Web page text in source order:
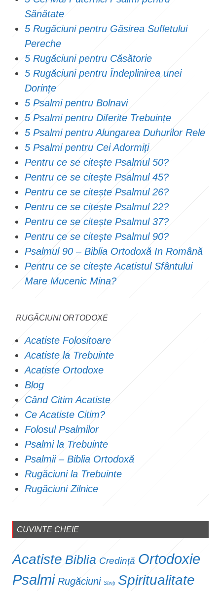
Sănătate
5 Rugăciuni pentru Găsirea Sufletului
Pereche
5 Rugăciuni pentru Căsătorie
5 Rugăciuni pentru Îndeplinirea unei
Dorințe
5 Psalmi pentru Bolnavi
5 Psalmi pentru Diferite Trebuințe
5 Psalmi pentru Alungarea Duhurilor Rele
5 Psalmi pentru Cei Adormiți
Pentru ce se citește Psalmul 50?
Pentru ce se citește Psalmul 45?
Pentru ce se citește Psalmul 26?
Pentru ce se citește Psalmul 22?
Pentru ce se citește Psalmul 37?
Pentru ce se citește Psalmul 90?
Psalmul 90 – Biblia Ortodoxă In Română
Pentru ce se citește Acatistul Sfântului
Mare Mucenic Mina?
RUGĂCIUNI ORTODOXE
Acatiste Folositoare
Acatiste la Trebuinte
Acatiste Ortodoxe
Blog
Când Citim Acatiste
Ce Acatiste Citim?
Folosul Psalmilor
Psalmi la Trebuinte
Psalmii – Biblia Ortodoxă
Rugăciuni la Trebuinte
Rugăciuni Zilnice
CUVINTE CHEIE
Acatiste Biblia Credință Ortodoxie
Psalmi Rugăciuni Sfinți Spiritualitate